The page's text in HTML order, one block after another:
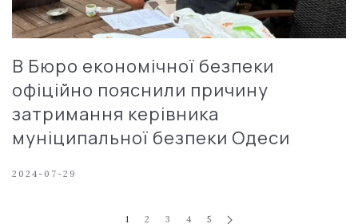
В Бюро економічної безпеки
офіційно пояснили причину
затримання керівника
муніципальної безпеки Одеси
2024-07-29
1 2 3 4 5